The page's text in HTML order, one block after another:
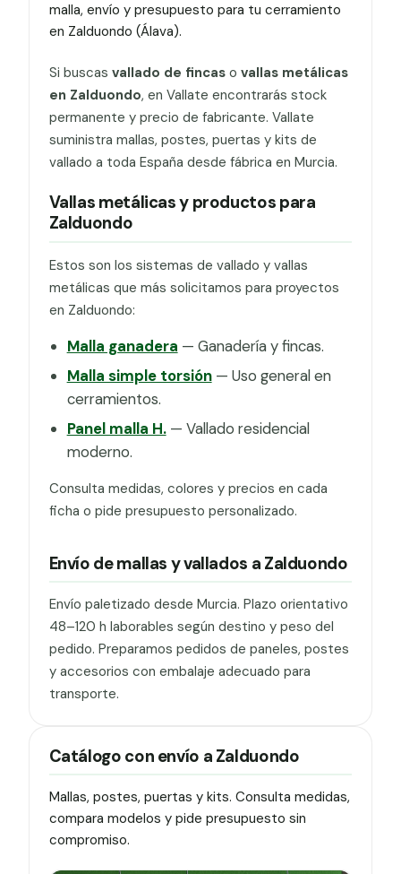
malla, envío y presupuesto para tu cerramiento
en Zalduondo (Álava).
Si buscas vallado de fincaso vallas metálicas
en Zalduondo, en Vallate encontrarás stock
permanente y precio de fabricante. Vallate
suministra mallas, postes, puertas y kits de
vallado a toda España desde fábrica en Murcia.
Vallas metálicas y productos para
Zalduondo
Estos son los sistemas de vallado y vallas
metálicas que más solicitamos para proyectos
en Zalduondo:
Malla ganadera — Ganadería y fincas.
Malla simple torsión— Uso general en
cerramientos.
Panel malla H.— Vallado residencial
moderno.
Consulta medidas, colores y precios en cada
ficha o pide presupuesto personalizado.
Envío de mallas y vallados a Zalduondo
Envío paletizado desde Murcia. Plazo orientativo
48–120 h laborables según destino y peso del
pedido. Preparamos pedidos de paneles, postes
y accesorios con embalaje adecuado para
transporte.
Catálogo con envío a Zalduondo
Mallas, postes, puertas y kits. Consulta medidas,
compara modelos y pide presupuesto sin
compromiso.